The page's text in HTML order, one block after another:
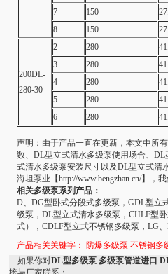
7
150
8
150
200DL-
280-30
2 280
3
280
4
280
5
280
6
280
声明：由于产品一直在更新，本文中所
数、DL型立式清水多级泵使用场合、
式清水多级泵安装尺寸以及DL型立式清
海坦泵业【http://www.bengzhan.cn/】，
相关多级泵系列产品：
D、DG型卧式分段式多级泵，GDL型立
级泵，DL型立式清水多级泵，CHLF型
式），CDLF型立式不锈钢多级泵，LG
产品相关关键字： 防爆多级泵 不锈钢多
如果你对DL型多级泵 多级泵管道进口